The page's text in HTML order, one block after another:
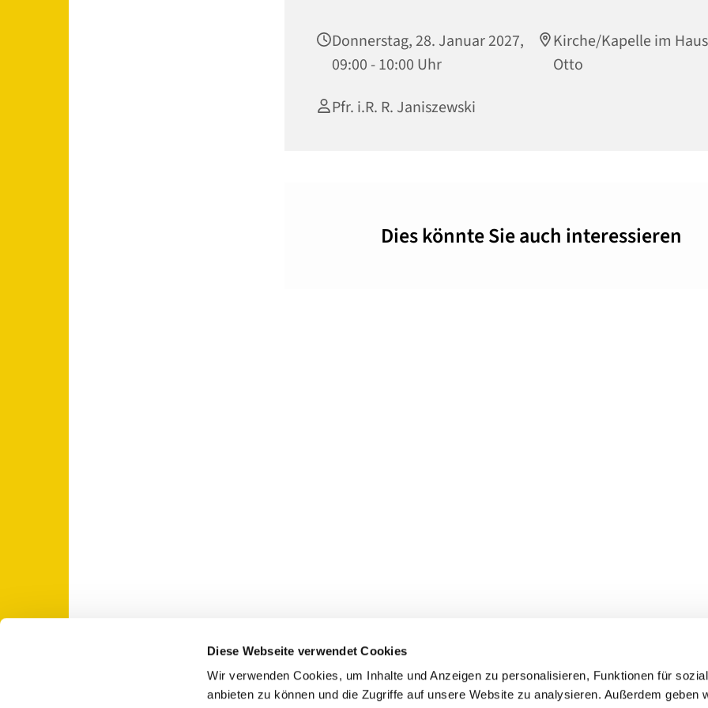
Diese Webseite verwendet Cookies
Wir verwenden Cookies, um Inhalte und Anzeigen zu personalisieren, Funktionen für
anbieten zu können und die Zugriffe auf unsere Website zu analysieren. Außerdem geben
Donnerstag, 28. Januar 2027,
09:00 - 10:00 Uhr
Kirche/Kapelle im
Otto
Pfr. i.R. R. Janiszewski
Dies könnte Sie auch interessieren
St. Otto: Katholische Kirche Usedom-Anklam-Greifswald · Bahnhofstr. 15, 17489 Greifswald+49
Kontaktinformationen
Impressum